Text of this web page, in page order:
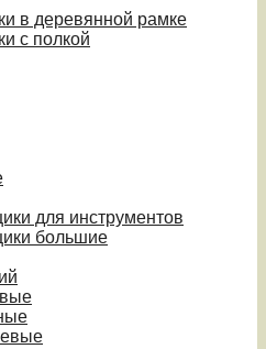
в деревянной рамке
с полкой
для инструментов
большие